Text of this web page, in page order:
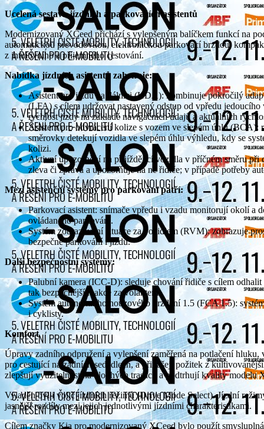
Ucelená sestava jízdních a parkovacích asistentů
Modernizovaný XCeed přichází s vylepšeným balíčkem funkcí na
automatickou převodovkou, elektronickou parkovací brzdou,
z intuitivního a příjemného cestování.
Nabídka jízdních asistentů zahrnuje:
Asistent pro jízdu na dálnici (HDA): kombinuje pokročilý
(LFA) s cílem udržovat nastavený odstup od vpředu
rychlost jízdy na základě navigačních údajů a aktuálních
Asistent pro odvrácení kolize s vozem ve slepém úhlu (BCA):
směrovky detekují vozidla ve slepém úhlu výhledu, kdy se
kolizi.
Aktivní upozornění na přijíždějící vozidla v příčném směru
zleva či zprava a upozorňuje na ně řidiče; v případě potřeby
Mezi asistenční systémy pro parkování patří:
Parkovací asistent: snímače vpředu i vzadu monitorují okolí a
ovládaného parkování.
Systém zobrazování situace za vozidlem (RVM): zobrazuje
bezpečné parkování i jízdu.
Další bezpečnostní systémy:
Palubní kamera (ICC-D): sleduje chování řidiče s cílem
tak bezpečnější reakce za volantem.
Systém autonomního nouzového brzdění 1.5 (FCA 1.5):
i cyklisty.
Komfort
Úpravy zadního odpružení a vylepšení zaměřená na potlačení
pro cestující na zadních sedadlech, a přinášejí požitek z
zlepšují využitelnost na dlouhých trasách a podtrhují kvality modelu
Vyladěn byl i volič jízdních režimů (Drive Mode Select). Jízdní
jasnější rozdíly mezi jejich jednotlivými jízdními charakteristikami.
Cílem značky Kia pro modernizovaný XCeed bylo použít